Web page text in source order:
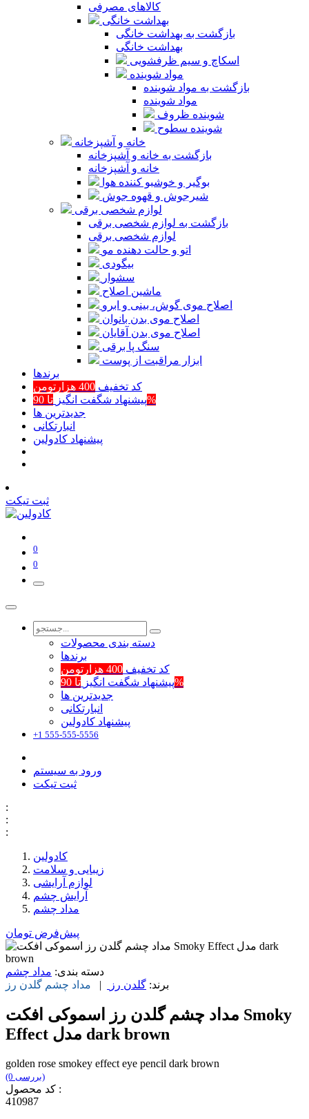
کالاهای مصرفی
بهداشت خانگی
بازگشت به بهداشت خانگی
بهداشت خانگی
اسکاچ و سیم ظرفشویی
مواد شوینده
بازگشت به مواد شوینده
مواد شوینده
شوینده ظروف
شوینده سطوح
خانه و آشپزخانه
بازگشت به خانه و آشپزخانه
خانه و آشپزخانه
بوگیر و خوشبو کننده هوا
شیرجوش و قهوه جوش
لوازم شخصی برقی
بازگشت به لوازم شخصی برقی
لوازم شخصی برقی
اتو و حالت دهنده مو
بیگودی
سشوار
ماشین اصلاح
اصلاح موی گوش، بینی و ابرو
اصلاح موی بدن بانوان
اصلاح موی بدن آقایان
سنگ پا برقی
ابزار مراقبت از پوست
برند‌ها
کد تخفیف 400 هزارتومن
پیشنهاد شگفت انگیزتا 90%
جدیدترین ها
انبارتکانی
پیشنهاد کادولین
ثبت تیکت
0
0
دسته بندی محصولات
برند‌ها
کد تخفیف 400 هزارتومن
پیشنهاد شگفت انگیزتا 90%
جدیدترین ها
انبارتکانی
پیشنهاد کادولین
+1 555-555-5556
ورود به سیستم
ثبت تیکت
:
:
:
کادولین
زیبایی و سلامت
لوازم آرایشی
آرایش چشم
مداد چشم
پیش‌فرض تومان
دسته بندی: مداد چشم
برند: گلدن رز | مداد چشم گلدن رز
مداد چشم گلدن رز اسموکی افکت Smoky
Effect مدل dark brown
golden rose smokey effect eye pencil dark brown
(0 بررسی)
کد محصول :
410987